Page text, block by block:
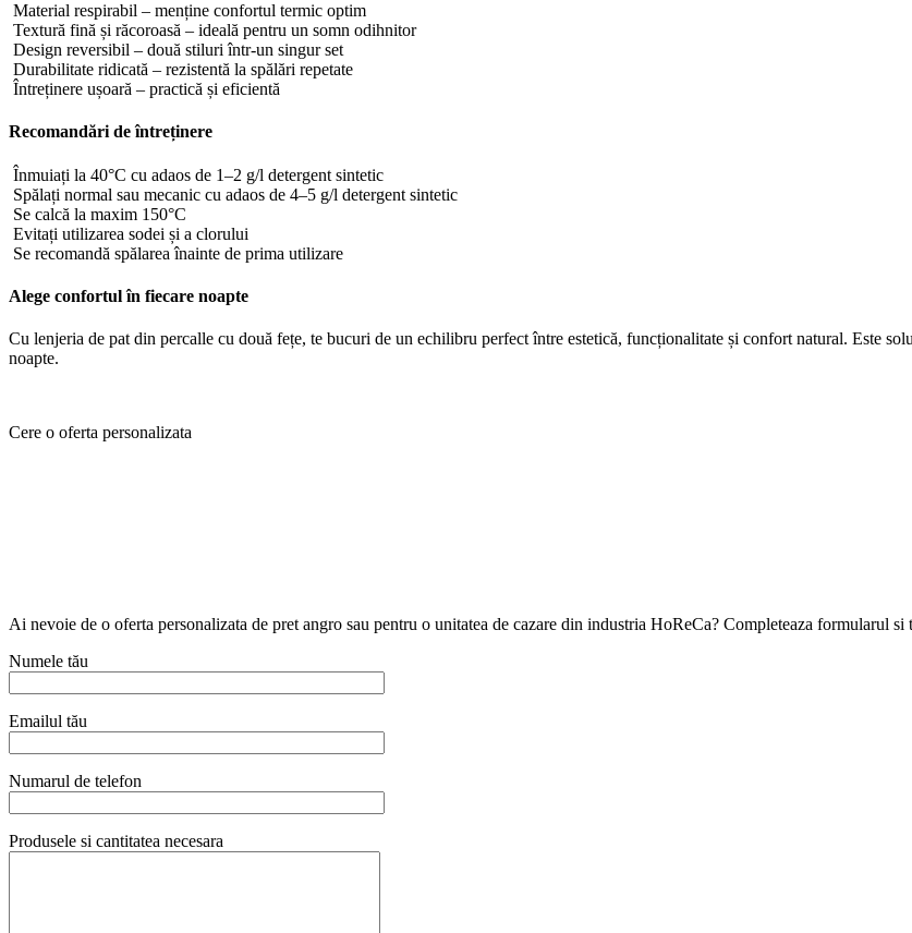
Material respirabil – menține confortul termic optim
Textură fină și răcoroasă – ideală pentru un somn odihnitor
Design reversibil – două stiluri într-un singur set
Durabilitate ridicată – rezistentă la spălări repetate
Întreținere ușoară – practică și eficientă
Recomandări de întreținere
Înmuiați la 40°C cu adaos de 1–2 g/l detergent sintetic
Spălați normal sau mecanic cu adaos de 4–5 g/l detergent sintetic
Se calcă la maxim 150°C
Evitați utilizarea sodei și a clorului
Se recomandă spălarea înainte de prima utilizare
Alege confortul în fiecare noapte
Cu lenjeria de pat din percalle cu două fețe, te bucuri de un echilibru perfect între estetică, funcționalitate și confort natural. Este
noapte.
Cere o oferta personalizata
Ai nevoie de o oferta personalizata de pret angro sau pentru o unitatea de cazare din industria HoReCa? Completeaza formularul
Numele tău
Emailul tău
Numarul de telefon
Produsele si cantitatea necesara